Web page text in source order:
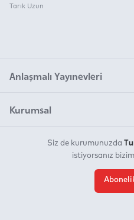
Temelleri
Tarık Uzun
Anlaşmalı Yayınevleri
Kurumsal
Siz de kurumunuzda
istiyorsanız